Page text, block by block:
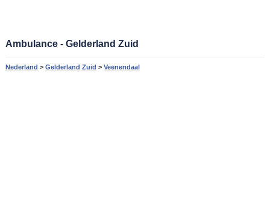
Ambulance - Gelderland Zuid
Nederland > Gelderland Zuid > Veenendaal